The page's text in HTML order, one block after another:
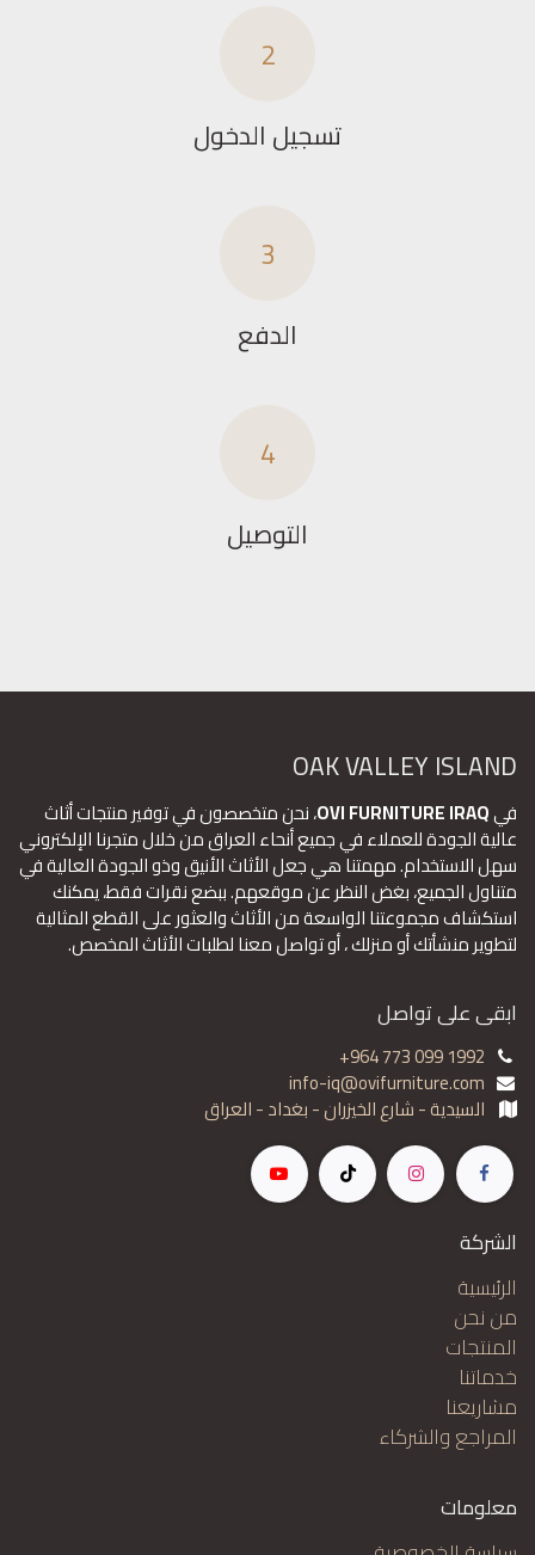
4
التوصيل
3
الدفع
2
تسجيل الدخول
OAK VALLEY ISLAND
فيOVI FURNITURE IRAQ، نحن متخصصون في توفير منتجات أثاث
عالية الجودة للعملاء في جميع أنحاء العراق من خلال متجرنا الإلكتروني
سهل الاستخدام. مهمتنا هي جعل الأثاث الأنيق وذو الجودة العالية في
متناول الجميع، بغض النظر عن موقعهم. ببضع نقرات فقط، يمكنك
استكشاف مجموعتنا الواسعة من الأثاث والعثور على القطع المثالية
لتطوير منشأتك أو منزلك ، أو تواصل معنا لطلبات الأثاث المخصص.
ابقى على تواصل
+964 773 099 1992
info-iq@ovifurniture.com
السيدية - شارع الخيزران - بغداد - العراق
الشركة
الرئيسية
من نحن
المنتجات
خدماتنا
مشاريعنا
المراجع والشركاء
معلومات